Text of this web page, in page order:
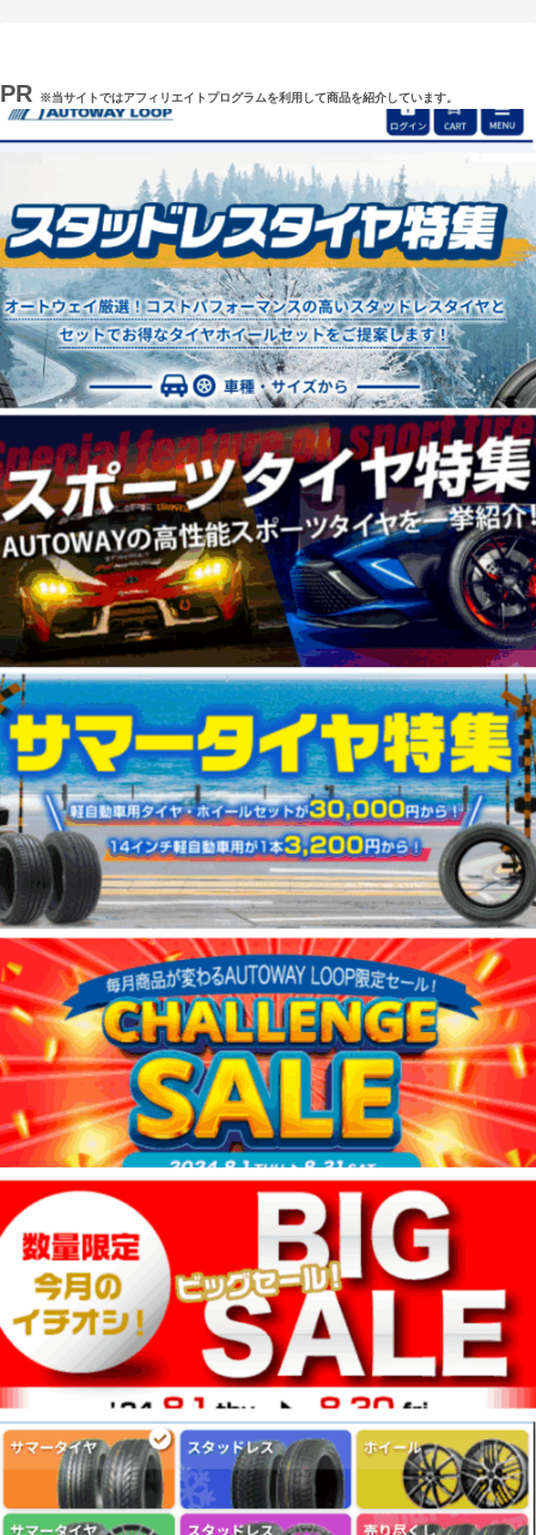
PR ※当サイトではアフィリエイトプログラムを利用して商品を紹介しています。